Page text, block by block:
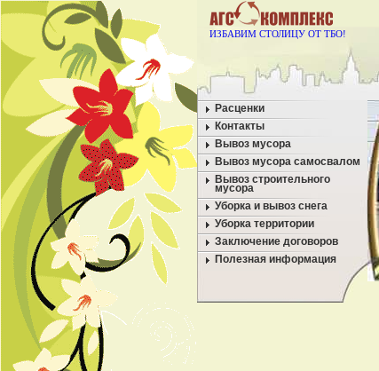
ИЗБАВИМ СТОЛИЦУ ОТ ТБО!
Расценки
Контакты
Вывоз мусора
Вывоз мусора самосвалом
Вывоз строительного
мусора
Уборка и вывоз снега
Уборка территории
Заключение договоров
Полезная информация